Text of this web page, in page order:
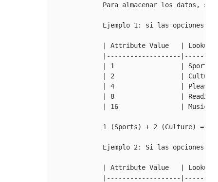
Para almacenar los datos, se
Ejemplo 1: si las opciones
| Attribute Value   | Lookup
|-------------------
| 1                 | Sports
| 2                 |
| 4                 |
| 8                 |
| 16                | Music
1 (Sports) + 2 (Culture) =
Ejemplo 2: Si las opciones
| Attribute Value   | Lookup
|-------------------